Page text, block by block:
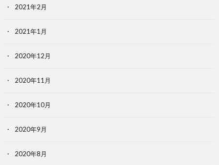
2021年2月
2021年1月
2020年12月
2020年11月
2020年10月
2020年9月
2020年8月